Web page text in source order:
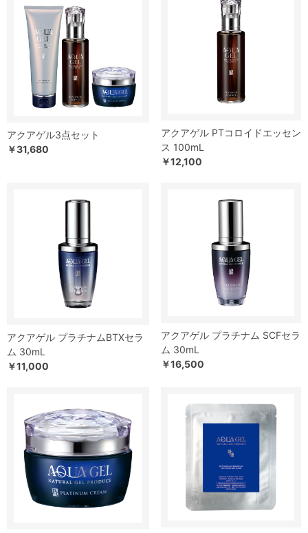
アクアゲル3点セット
￥31,680
アクアゲル PTコロイドエッセン
ス 100mL
￥12,100
アクアゲル プラチナムBTXセラ
ム 30mL
￥11,000
アクアゲル プラチナム SCFセラ
ム 30mL
￥16,500